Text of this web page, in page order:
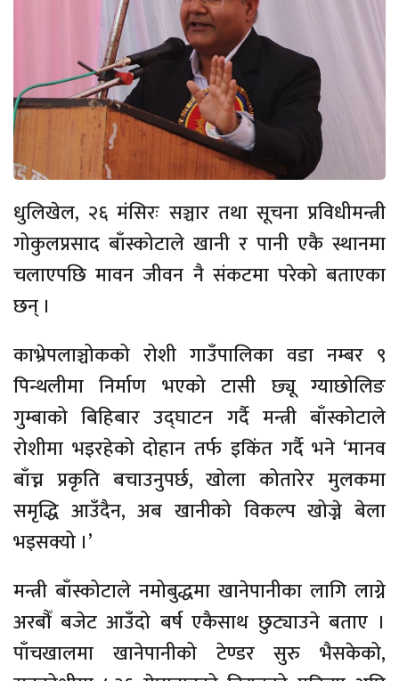
धुलिखेल, २६ मंसिरः सञ्चार तथा सूचना प्रविधीमन्त्री
गोकुलप्रसाद बाँस्कोटाले खानी र पानी एकै स्थानमा
चलाएपछि मावन जीवन नै संकटमा परेको बताएका
छन् ।
काभ्रेपलाञ्चोकको रोशी गाउँपालिका वडा नम्बर ९
पिन्थलीमा निर्माण भएको टासी छ्यू ग्याछोलिङ
गुम्बाको बिहिबार उद्घाटन गर्दै मन्त्री बाँस्कोटाले
रोशीमा भइरहेको दोहान तर्फ इकिंत गर्दै भने ‘मानव
बाँच्न प्रकृति बचाउनुपर्छ, खोला कोतारेर मुलकमा
समृद्धि आउँदैन, अब खानीको विकल्प खोज्ने बेला
भइसक्यो ।’
मन्त्री बाँस्कोटाले नमोबुद्धमा खानेपानीका लागि लाग्ने
अरबौँ बजेट आउँदो बर्ष एकैसाथ छुट्याउने बताए ।
पाँचखालमा खानेपानीको टेण्डर सुरु भैसकेको,